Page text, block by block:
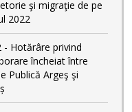
şi migraţie de pe
2022
- Hotărâre privind
încheiat între
Publică Argeş şi